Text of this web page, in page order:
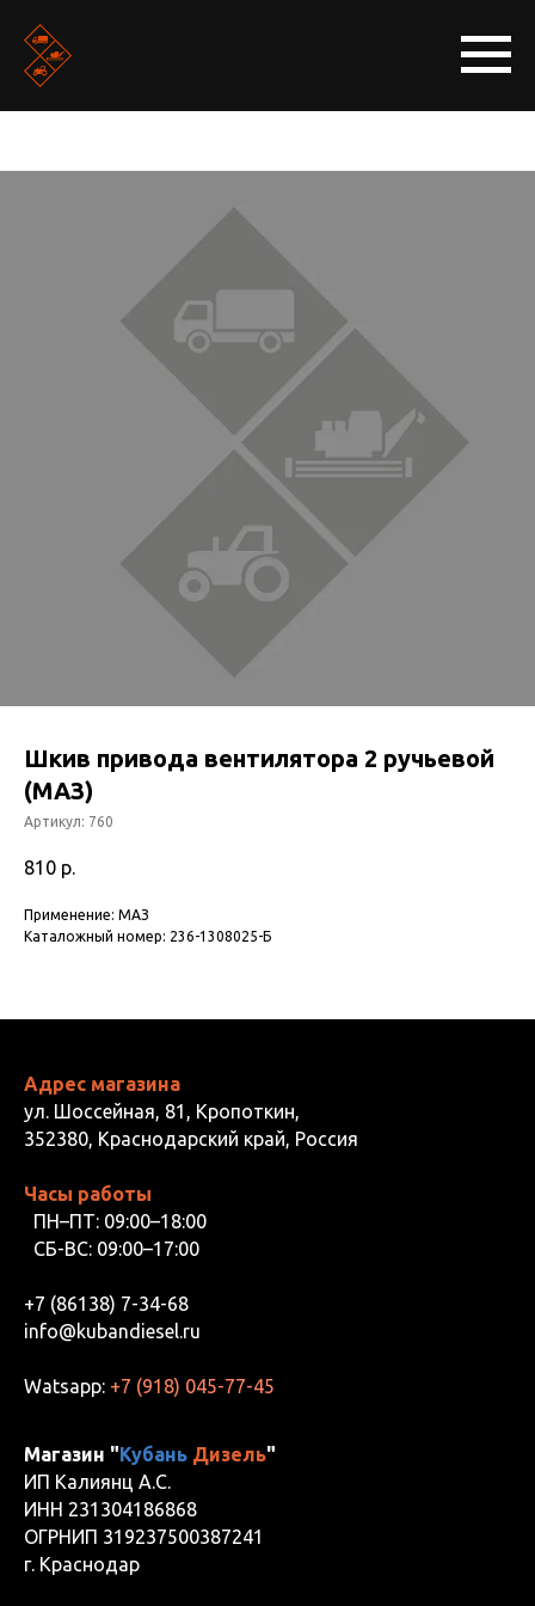
Шкив привода вентилятора 2 ручьевой
(МАЗ)
Артикул: 760
810 р.
Применение: МАЗ
Каталожный номер: 236-1308025-Б
Адрес магазина
ул. Шоссейная, 81, Кропоткин,
352380, Краснодарский край, Россия
Часы работы
ПН–ПТ: 09:00–18:00
СБ-ВС: 09:00–17:00
+7 (86138) 7-34-68
info@kubandiesel.ru
Watsapp: +7 (918) 045-77-45
Магазин "Кубань Дизель"
ИП Калиянц А.С.
ИНН 231304186868
ОГРНИП 319237500387241
г. Краснодар